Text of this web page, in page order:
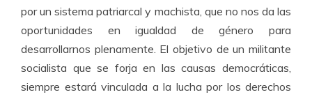
por un sistema patriarcal y machista, que no nos da las
oportunidades en igualdad de género para
desarrollarnos plenamente. El objetivo de un militante
socialista que se forja en las causas democráticas,
siempre estará vinculada a la lucha por los derechos